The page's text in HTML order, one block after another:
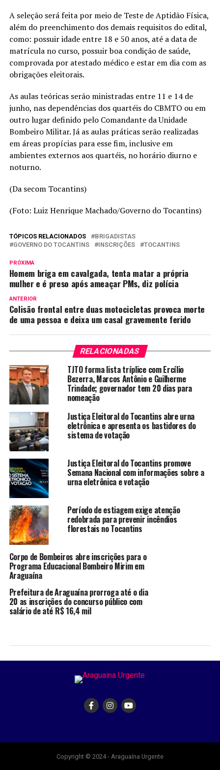
A seleção será feita por meio de Teste de Aptidão Física,
além do preenchimento dos demais requisitos do edital,
como: possuir idade entre 18 e 50 anos, até a data de
matrícula no curso, possuir boa condição de saúde,
comprovada por atestado médico e estar em dia com as
obrigações eleitorais.
As aulas teóricas serão ministradas entre 11 e 14 de
junho, nas dependências dos quartéis do CBMTO ou em
outro lugar definido pelo Comandante da Unidade
Bombeiro Militar. Já as aulas práticas serão realizadas
em áreas propícias para esse fim, inclusive em
ambientes externos aos quartéis, no horário diurno e
noturno.
(Da secom Tocantins)
(Foto: Luiz Henrique Machado/Governo do Tocantins)
TÓPICOS RELACIONADOS
BRIGADISTAS
GOVERNO DO TOCANTINS
INSCRIÇÕES TOCANTINS
PRÓXIMA
Homem briga em cavalgada, tenta matar a própria
mulher e é preso após ameaçar PMs, diz polícia
ANTERIOR
Colisão frontal entre duas motocicletas provoca morte
de uma pessoa e deixa um casal gravemente ferido
RELACIONADAS
TJTO forma lista tríplice com Ercílio
Bezerra, Marcos Antônio e Guilherme
Trindade; governador tem 20 dias para
nomeação
Justiça Eleitoral do Tocantins abre urna
eletrônica e apresenta os bastidores do
sistema de votação
Justiça Eleitoral do Tocantins promove
Semana Nacional com informações sobre a
urna eletrônica e votação
Período de estiagem exige atenção
redobrada para prevenir incêndios
florestais no Tocantins
Corpo de Bombeiros abre inscrições para o
Programa Educacional Bombeiro Mirim em
Araguaína
Prefeitura de Araguaína prorroga até o dia
20 as inscrições do concurso público com
salário de até R$ 16,4 mil
Copyright © 2024 - Araguaína Urgente